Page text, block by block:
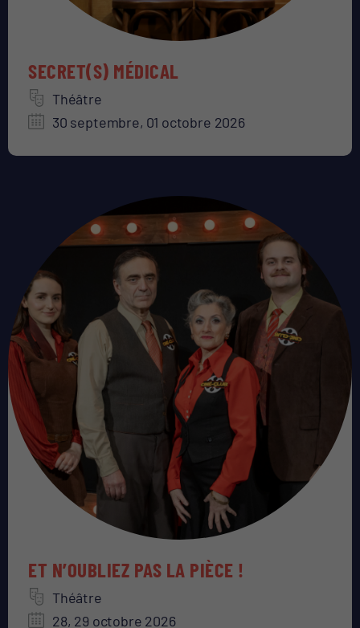
SECRET(S) MÉDICAL
Théâtre
30 septembre, 01 octobre 2026
ET N’OUBLIEZ PAS LA PIÈCE !
Théâtre
28, 29 octobre 2026